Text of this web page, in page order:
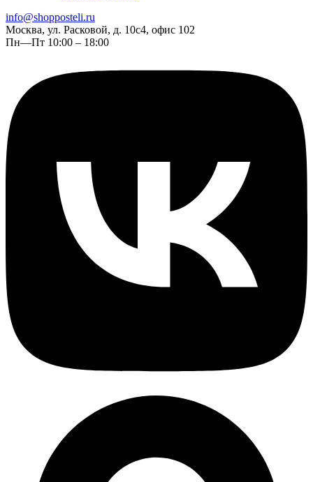
info@shopposteli.ru
Москва, ул. Расковой, д. 10с4, офис 102
Пн—Пт 10:00 – 18:00